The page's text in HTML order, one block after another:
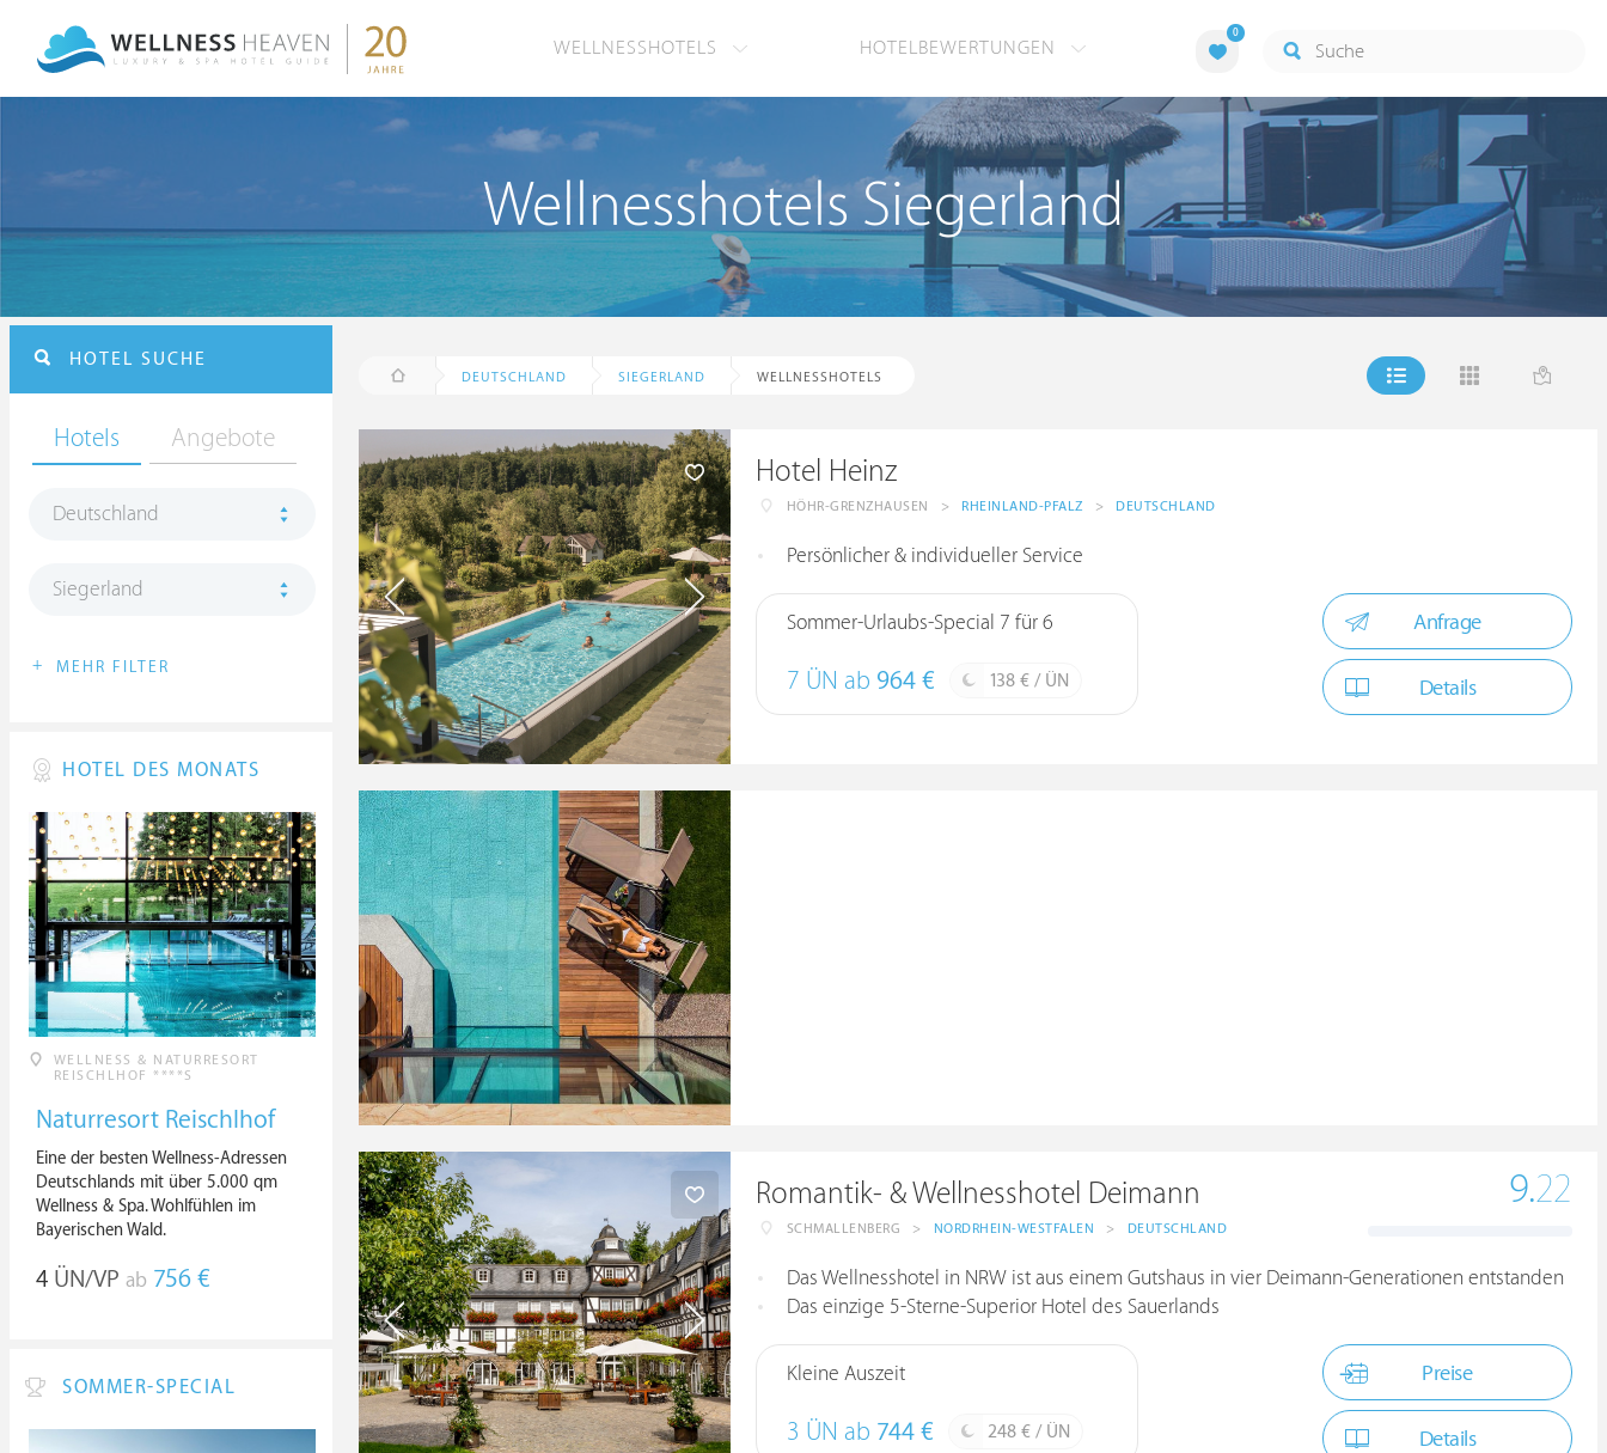
WELLNESSHOTELS HOTELBEWERTUNGEN
0
Wellnesshotels Siegerland
DEUTSCHLAND SIEGERLAND WELLNESSHOTELS
Hotel Heinz
HÖHR-GRENZHAUSEN > RHEINLAND-PFALZ > DEUTSCHLAND
Persönlicher & individueller Service
Sommer-Urlaubs-Special 7 für 6
7 ÜN ab 964 € 138 € / ÜN
Anfrage
Details
Romantik- & Wellnesshotel Deimann
SCHMALLENBERG > NORDRHEIN-WESTFALEN > DEUTSCHLAND
9.22
Das Wellnesshotel in NRW ist aus einem Gutshaus in vier Deimann-Generationen entstanden
Das einzige 5-Sterne-Superior Hotel des Sauerlands
Kleine Auszeit
3 ÜN ab 744 € 248 € / ÜN
Preise
Details
HOTEL SUCHE
Hotels Angebote
Deutschland
Siegerland
+ MEHR FILTER
HOTEL DES MONATS
WELLNESS & NATURRESORT
REISCHLHOF ****S
Naturresort Reischlhof
Eine der besten Wellness-Adressen
Deutschlands mit über 5.000 qm
Wellness & Spa. Wohlfühlen im
Bayerischen Wald.
4 ÜN/VP ab 756 €
SOMMER-SPECIAL